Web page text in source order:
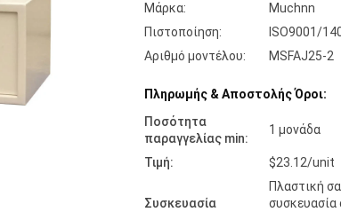
Μάρκα:
Muchnn
Πιστοποίηση:
ISO9001/
Αριθμό μοντέλου:
MSFAJ25-2
Πληρωμής & Αποστολής Όροι:
Ποσότητα
παραγγελίας min:
1 μονάδα
Τιμή: $23.12/unit
Συσκευασία
Πλαστική